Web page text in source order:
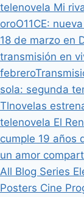
telenovela Mi
oroO11CE:
18 de marzo en
transmisión en
febrero
sola: segunda
Tlnovelas
telenovela El
cumple 19 años
un amor
All Blog Series
Posters Cine